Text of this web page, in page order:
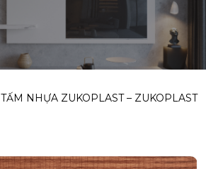
TẤM NHỰA ZUKOPLAST– ZUKOPLAST